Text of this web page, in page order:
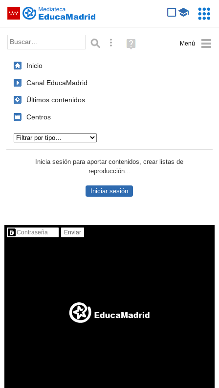
Saltar navegación
Palabra o frase: Búsqueda avanzada
Ayuda
(en
Inicio
Canal EducaMadrid
Últimos contenidos
Centros
Inicia sesión para aportar contenidos, crear listas de
reproducción...
Iniciar sesión
Contenido protegido…